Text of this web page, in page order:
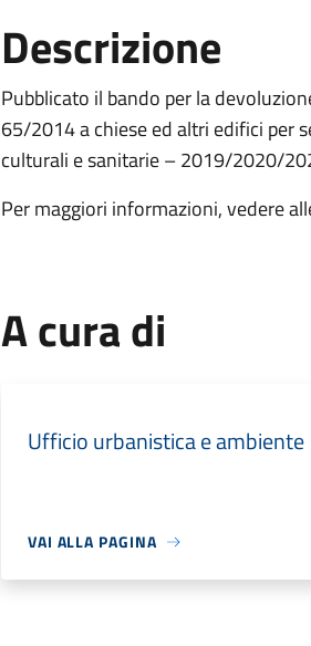
Descrizione
Pubblicato il bando per la
65/2014 a chiese ed altri edifici per
culturali e sanitarie – 2019/2020/
Per maggiori informazioni, vedere
A cura di
Ufficio urbanistica e ambiente
VAI ALLA PAGINA